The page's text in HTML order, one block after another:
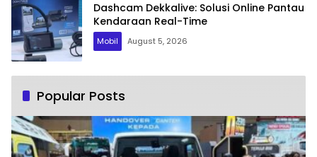
Dashcam Dekkalive: Solusi Online Pantau
Kendaraan Real-Time
Mobil August 5, 2026
Popular Posts